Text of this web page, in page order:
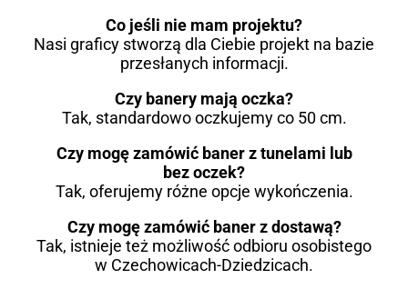
Co jeśli nie mam projektu?
Nasi graficy stworzą dla Ciebie projekt na bazie
przesłanych informacji.
Czy banery mają oczka?
Tak, standardowo oczkujemy co 50 cm.
Czy mogę zamówić baner z tunelami lub
bez oczek?
Tak, oferujemy różne opcje wykończenia.
Czy mogę zamówić baner z dostawą?
Tak, istnieje też możliwość odbioru osobistego
w Czechowicach-Dziedzicach.